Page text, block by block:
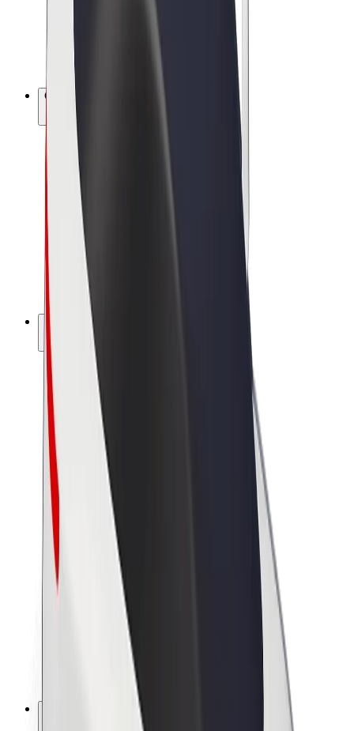
Vélos électriques
Bolt Plus
Générez des revenus avec Bolt
Chauffeur
Revenus du chauffeur
Livreur
Revenus du livreur
Commerçants Bolt Food
Flottes
Franchise
Entreprise
Rejoignez-nous
À propos de Bolt
La durabilité chez Bolt
Project Zero
Actualités
Lignes directrices de marque
Notre mission
Relations investisseurs
Équipe de direction